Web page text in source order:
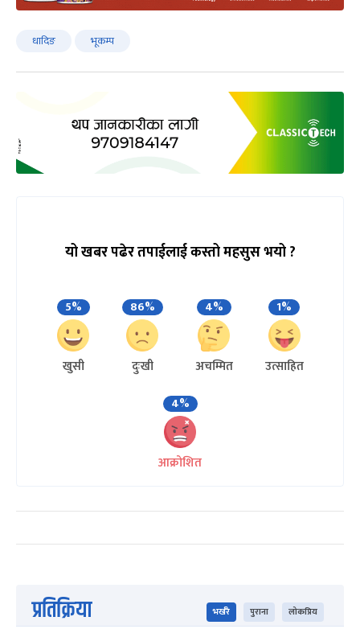
धादिङ भूकम्प
यो खबर पढेर तपाईलाई कस्तो महसुस भयो ?
5%
खुसी
86%
दुःखी
4%
अचम्मित
1%
उत्साहित
4%
आक्रोशित
प्रतिक्रिया भर्खरै पुराना लोकप्रिय